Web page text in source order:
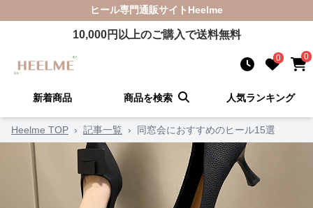
ヒール専門通販サイト Heelme
10,000円以上のご購入で送料無料
0 0
新着商品 商品を検索 人気ランキング
Heelme TOP › 記事一覧 › 同窓会におすすめのヒール15選